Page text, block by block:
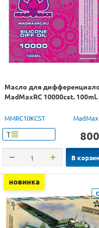
Масло для
MadMaxRC 10000cst. 100ml.
MMRC10KCST
Т 800
В
новинка